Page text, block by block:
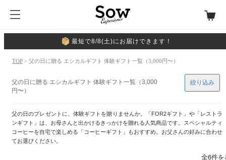
最短で8/8(土)にお届けできます！
TOP > 父の日に贈る エシカルギフト 体験ギフト一覧（3,000円〜）
父の日に贈る エシカルギフト 体験ギフト一覧（3,000
円〜）
父の日のプレゼントに、体験ギフトを贈りませんか。「FOR2ギフト」や「レストラ
ンギフト」は、お母さんと出かけるきっかけを贈れる人気商品です。スペシャルティ
コーヒーを自宅で楽しめる「コーヒーギフト」もおすすめ。お父さんの好みに合わせ
てお選びください。
絞り込み
全6件